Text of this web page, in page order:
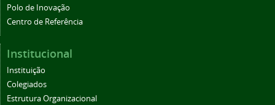
Polo de Inovação
Centro de Referência
Institucional
Instituição
Colegiados
Estrutura Organizacional